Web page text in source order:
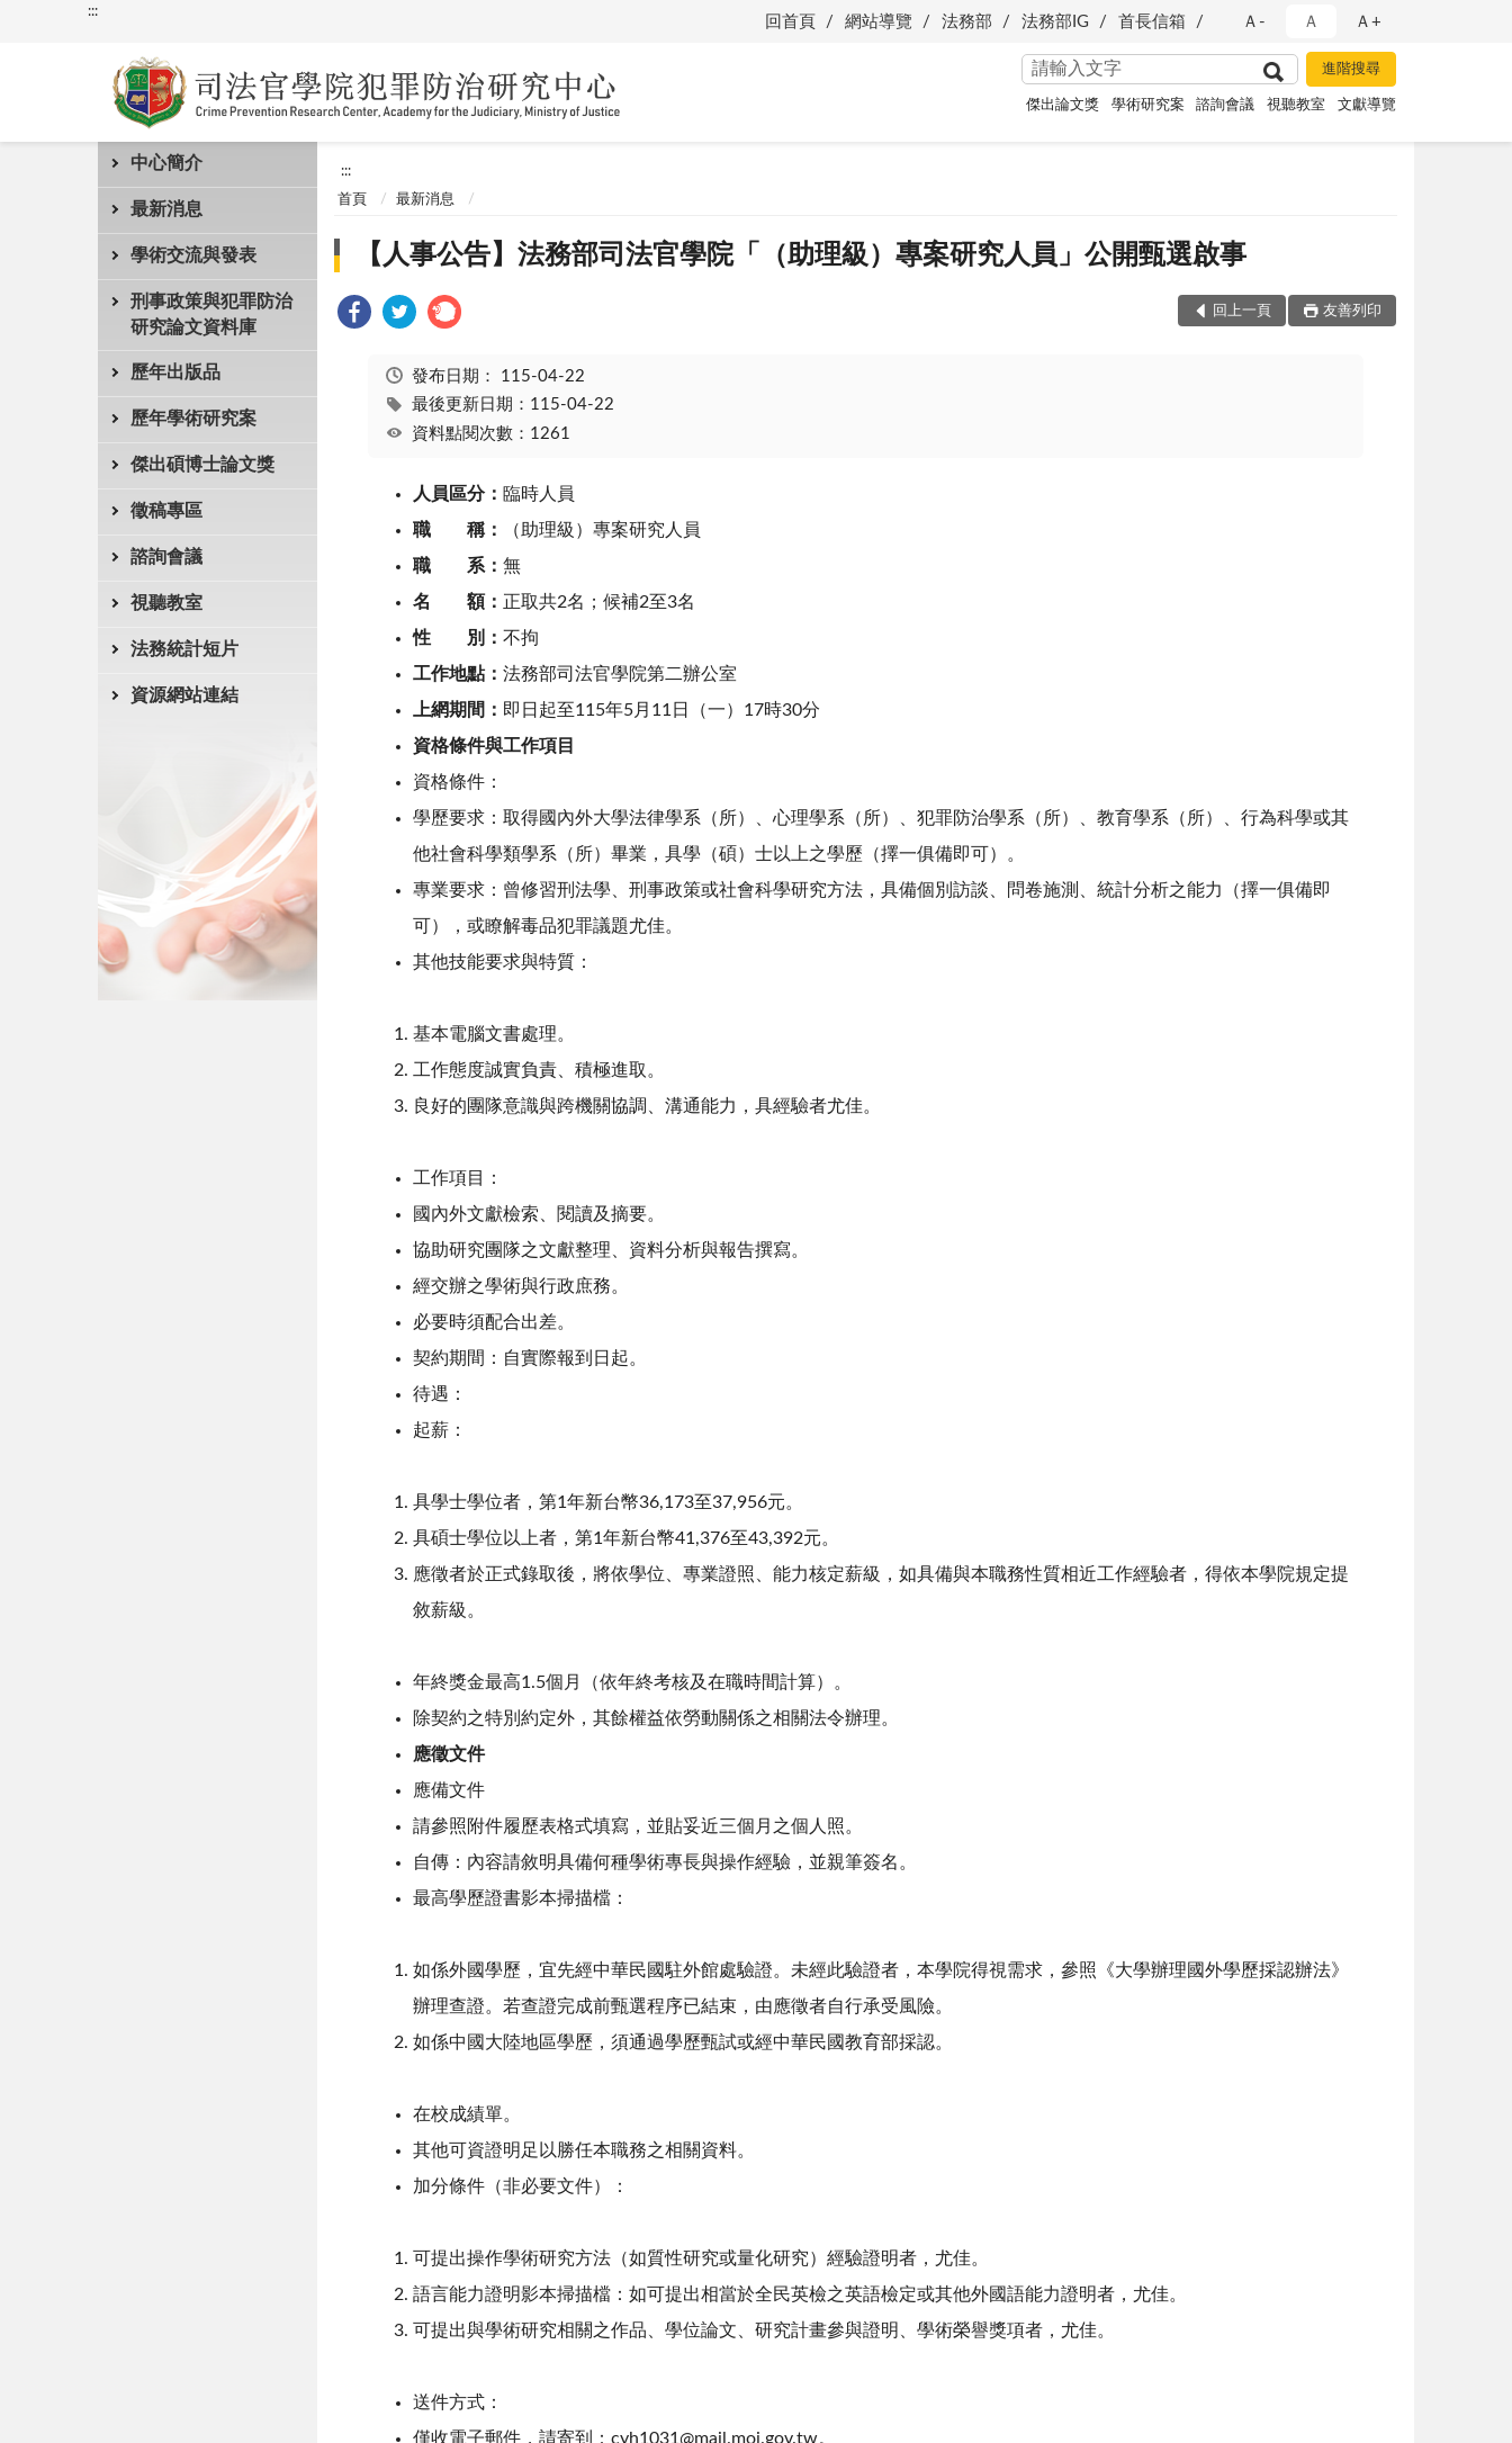
:::
回首頁 網站導覽 法務部 法務部IG 首長信箱 Ａ- Ａ Ａ+
傑出論文獎 學術研究案 諮詢會議 視聽教室 文獻導覽
中心簡介
最新消息
學術交流與發表
刑事政策與犯罪防治
研究論文資料庫
歷年出版品
歷年學術研究案
傑出碩博士論文獎
徵稿專區
諮詢會議
視聽教室
法務統計短片
資源網站連結
:::
首頁 最新消息
【人事公告】法務部司法官學院「（助理級）專案研究人員」公開甄選啟事
回上一頁 友善列印
發布日期： 115-04-22
最後更新日期：115-04-22
資料點閱次數：1261
人員區分： 臨時人員
職 稱：
（助理級）專案研究人員
職 系： 無
名 額： 正取共2名；候補2至3名
性 別： 不拘
工作地點： 法務部司法官學院第二辦公室
上網期間： 即日起至115年5月11日（一）17時30分
資格條件與工作項目
資格條件：
學歷要求：取得國內外大學法律學系（所）、心理學系（所）、犯罪防治學系（所）、教育學系（所）、行為科學或其
他社會科學類學系（所）畢業，具學（碩）士以上之學歷（擇一俱備即可）。
專業要求：曾修習刑法學、刑事政策或社會科學研究方法，具備個別訪談、問卷施測、統計分析之能力（擇一俱備即
可），或瞭解毒品犯罪議題尤佳。
其他技能要求與特質：
基本電腦文書處理。
工作態度誠實負責、積極進取。
良好的團隊意識與跨機關協調、溝通能力，具經驗者尤佳。
工作項目：
國內外文獻檢索、閱讀及摘要。
協助研究團隊之文獻整理、資料分析與報告撰寫。
經交辦之學術與行政庶務。
必要時須配合出差。
契約期間：自實際報到日起。
待遇：
起薪：
具學士學位者，第1年新台幣36,173至37,956元。
具碩士學位以上者，第1年新台幣41,376至43,392元。
應徵者於正式錄取後，將依學位、專業證照、能力核定薪級，如具備與本職務性質相近工作經驗者，得依本學院規定提
敘薪級。
年終獎金最高1.5個月（依年終考核及在職時間計算）。
除契約之特別約定外，其餘權益依勞動關係之相關法令辦理。
應徵文件
應備文件
請參照附件履歷表格式填寫，並貼妥近三個月之個人照。
自傳：內容請敘明具備何種學術專長與操作經驗，並親筆簽名。
最高學歷證書影本掃描檔：
如係外國學歷，宜先經中華民國駐外館處驗證。未經此驗證者，本學院得視需求，參照《大學辦理國外學歷採認辦法》
辦理查證。若查證完成前甄選程序已結束，由應徵者自行承受風險。
如係中國大陸地區學歷，須通過學歷甄試或經中華民國教育部採認。
在校成績單。
其他可資證明足以勝任本職務之相關資料。
加分條件（非必要文件）：
可提出操作學術研究方法（如質性研究或量化研究）經驗證明者，尤佳。
語言能力證明影本掃描檔：如可提出相當於全民英檢之英語檢定或其他外國語能力證明者，尤佳。
可提出與學術研究相關之作品、學位論文、研究計畫參與證明、學術榮譽獎項者，尤佳。
送件方式：
僅收電子郵件，請寄到：cyh1031@mail.moj.gov.tw。